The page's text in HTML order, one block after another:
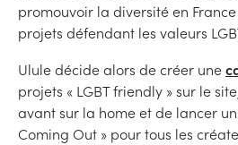
promouvoir la diversité en
projets défendant les valeurs
Ulule décide alors de créer une
projets « LGBT friendly » sur le
avant sur la home et de lancer
Coming Out » pour tous les